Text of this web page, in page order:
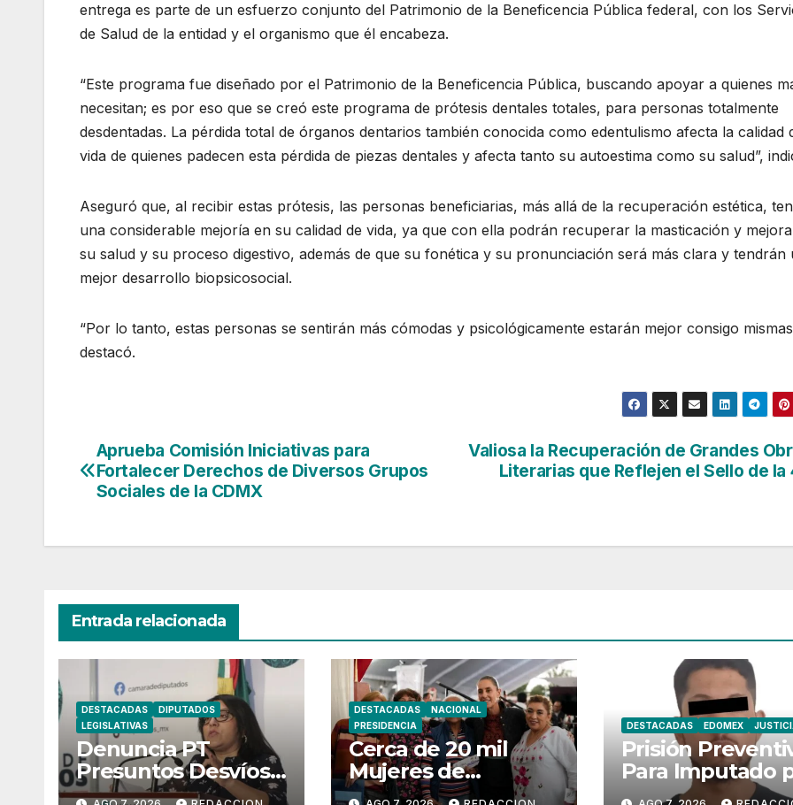
entrega es parte de un esfuerzo conjunto del Patrimonio de la Beneficencia Pública federal, con los
de Salud de la entidad y el organismo que él encabeza.
“Este programa fue diseñado por el Patrimonio de la Beneficencia Pública, buscando apoyar a quienes
necesitan; es por eso que se creó este programa de prótesis dentales totales, para personas totalmente
desdentadas. La pérdida total de órganos dentarios también conocida como edentulismo afecta la calidad
vida de quienes padecen esta pérdida de piezas dentales y afecta tanto su autoestima como su salud”,
Aseguró que, al recibir estas prótesis, las personas beneficiarias, más allá de la recuperación estética,
una considerable mejoría en su calidad de vida, ya que con ella podrán recuperar la masticación y
su salud y su proceso digestivo, además de que su fonética y su pronunciación será más clara y tendrán
mejor desarrollo biopsicosocial.
“Por lo tanto, estas personas se sentirán más cómodas y psicológicamente estarán mejor consigo
destacó.
Navegación
de
Valiosa la Recuperación de Grandes
Literarias que Reflejen el Sello de la
Aprueba Comisión Iniciativas para
Fortalecer Derechos de Diversos Grupos
Sociales de la CDMX
Entrada relacionada
DESTACADAS
DIPUTADOS
LEGISLATIVAS
Denuncia PT
Presuntos Desvíos
de Recursos en
DESTACADAS
NACIONAL
PRESIDENCIA
Cerca de 20 mil
Mujeres de
Naucalpan Reciben
DESTACADAS EDOMEX
Prisión
Para Imputado
Robo de